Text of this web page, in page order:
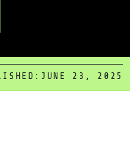
JUNE 23, 2025